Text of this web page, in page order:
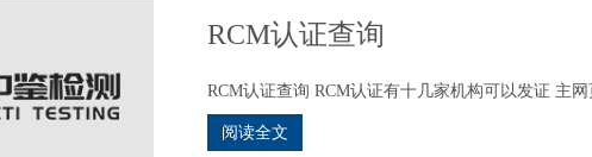
RCM认证查询
RCM认证查询 RCM认证有十几家机构可以发证 主网
阅读全文